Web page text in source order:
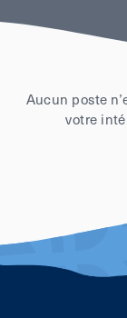
Aucun poste
votre